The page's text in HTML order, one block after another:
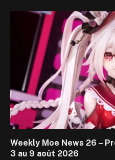
Weekly Moe News 26 –
3 au 9 août 2026